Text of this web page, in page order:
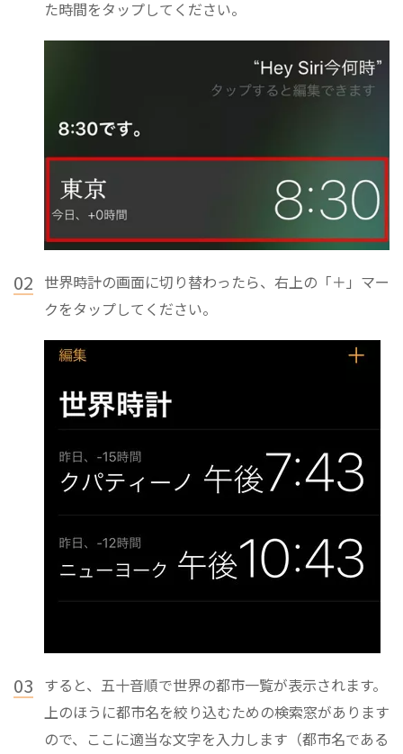
た時間をタップしてください。
02 世界時計の画面に切り替わったら、右上の「＋」マー
クをタップしてください。
03 すると、五十音順で世界の都市一覧が表示されます。
上のほうに都市名を絞り込むための検索窓があります
ので、ここに適当な文字を入力します（都市名である